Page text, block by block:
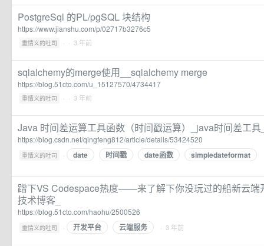
PostgreSql 的PL/pgSQL 块结构
https://www.jianshu.com/p/02717b3276c5
重情义的吐司 · · 3 年前
sqlalchemy的merge使用__sqlalchemy merge
https://blog.51cto.com/u_15127570/4734417
重情义的吐司 · · 3 年前
Java 时间差运算工具函数（时间戳运算）_java时间差工
https://blog.csdn.net/qingfeng812/article/details/53424520
重情义的吐司 · date 时间戳 date函数 simpledateformat
蹭下VS Codespace热度——来了解下你没玩过的船新云端
技术博客_
https://blog.51cto.com/haohu/2500526
重情义的吐司 · 开发平台 云端服务 · 3 年前